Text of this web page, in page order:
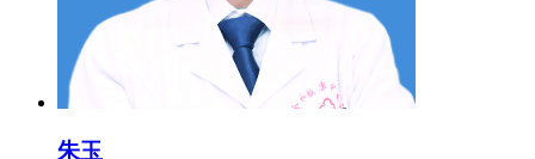
朱玉